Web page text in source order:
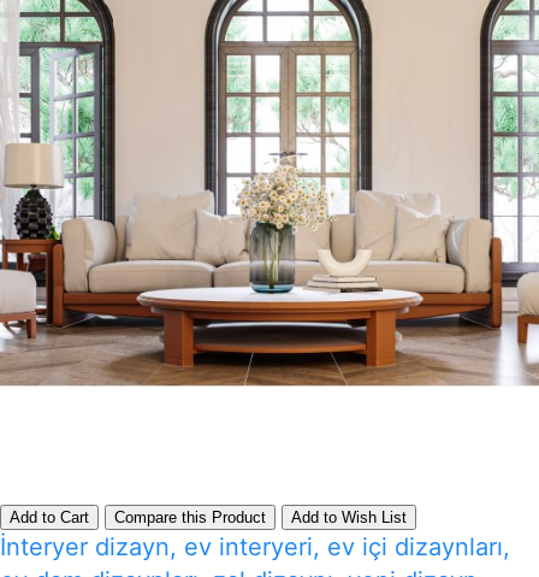
Add to Cart Compare this Product Add to Wish List
İnteryer dizayn, ev interyeri, ev içi dizaynları,